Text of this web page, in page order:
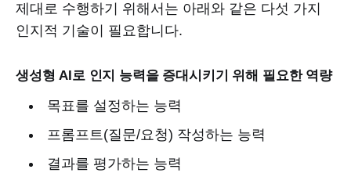
제대로 수행하기 위해서는 아래와 같은 다섯 가지
인지적 기술이 필요합니다.
생성형 AI로 인지 능력을 증대시키기 위해 필요한 역량
목표를 설정하는 능력
프롬프트(질문/요청) 작성하는 능력
결과를 평가하는 능력